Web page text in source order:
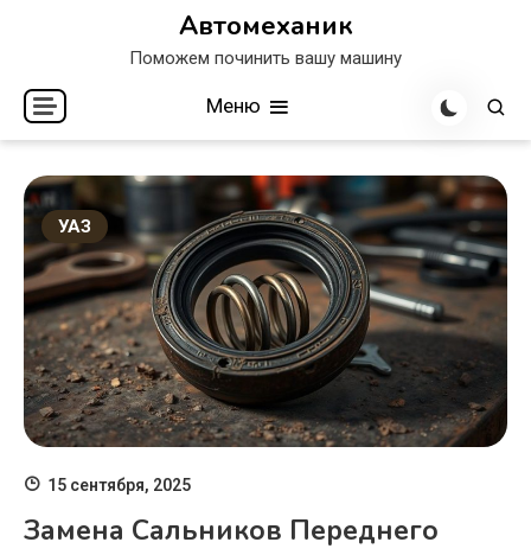
Автомеханик
Поможем починить вашу машину
Меню
УАЗ
15 сентября, 2025
Замена Сальников Переднего